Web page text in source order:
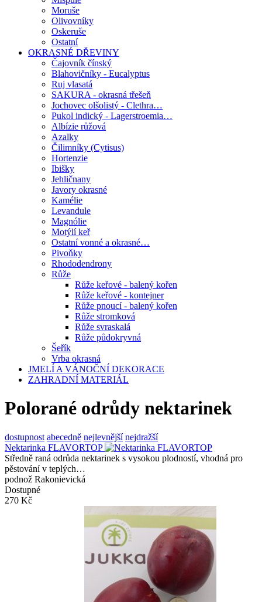
Moruše
Olivovníky
Oskeruše
Ostatní
OKRASNÉ DŘEVINY
Čajovník čínský
Blahovičníky - Eucalyptus
Ruj vlasatá
SAKURA - okrasná třešeň
Jochovec olšolistý - Clethra…
Pukol indický - Lagerstroemia…
Albízie růžová
Azalky
Čilimníky (Cytisus)
Hortenzie
Ibišky
Jehličnany
Javory okrasné
Kamélie
Levandule
Magnólie
Motýlí keř
Ostatní vonné a okrasné…
Pivoňky
Rhododendrony
Růže
Růže keřové - balený kořen
Růže keřové - kontejner
Růže pnoucí - balený kořen
Růže stromková
Růže svraskalá
Růže půdokryvná
Šeřík
Vrba okrasná
JMELÍ A VÁNOČNÍ DEKORACE
ZAHRADNÍ MATERIÁL
Polorané odrůdy nektarinek
dostupnost abecedně nejlevnější nejdražší
Nektarinka FLAVORTOP
Středně raná odrůda nektarinek s vysokou plodností, vhodná pro
pěstování v teplých…
podnož Rakonievická
Dostupné
270 Kč